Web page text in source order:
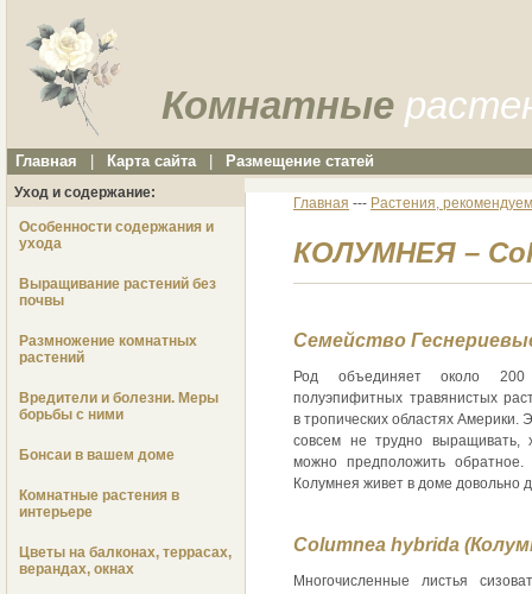
Комнатные
Главная Карта сайта Размещение статей
Уход и содержание:
Особенности содержания и
ухода
Выращивание растений без
почвы
Размножение комнатных
растений
Вредители и болезни. Меры
борьбы с ними
Бонсаи в вашем доме
Комнатные растения в
интерьере
Цветы на балконах, террасах,
верандах, окнах
Главная --- Растения,
КОЛУМНЕЯ –
Семейство
Род объединяет около
полуэпифитных травянистых
в тропических областях Америки.
совсем не трудно выращивать,
можно предположить
Колумнея живет в доме довольно
Columnea hybrida
Многочисленные листья